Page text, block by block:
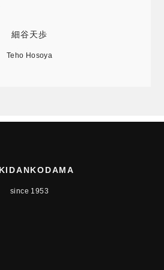
細谷天歩
Teho Hosoya
since 1953